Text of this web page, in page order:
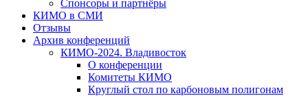
Спонсоры и партнёры
КИМО в СМИ
Отзывы
Архив конференций
КИМО-2024. Владивосток
О конференции
Комитеты КИМО
Круглый стол по карбоновым полигонам